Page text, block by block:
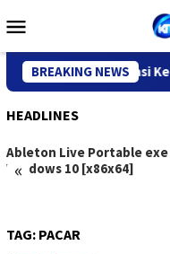
to
Menu
BREAKING NEWS
Kantor Imigrasi Kediri
HEADLINES
«
Ableton Live Portable exe
Windows 10 [x86x64]
TAG: PACAR